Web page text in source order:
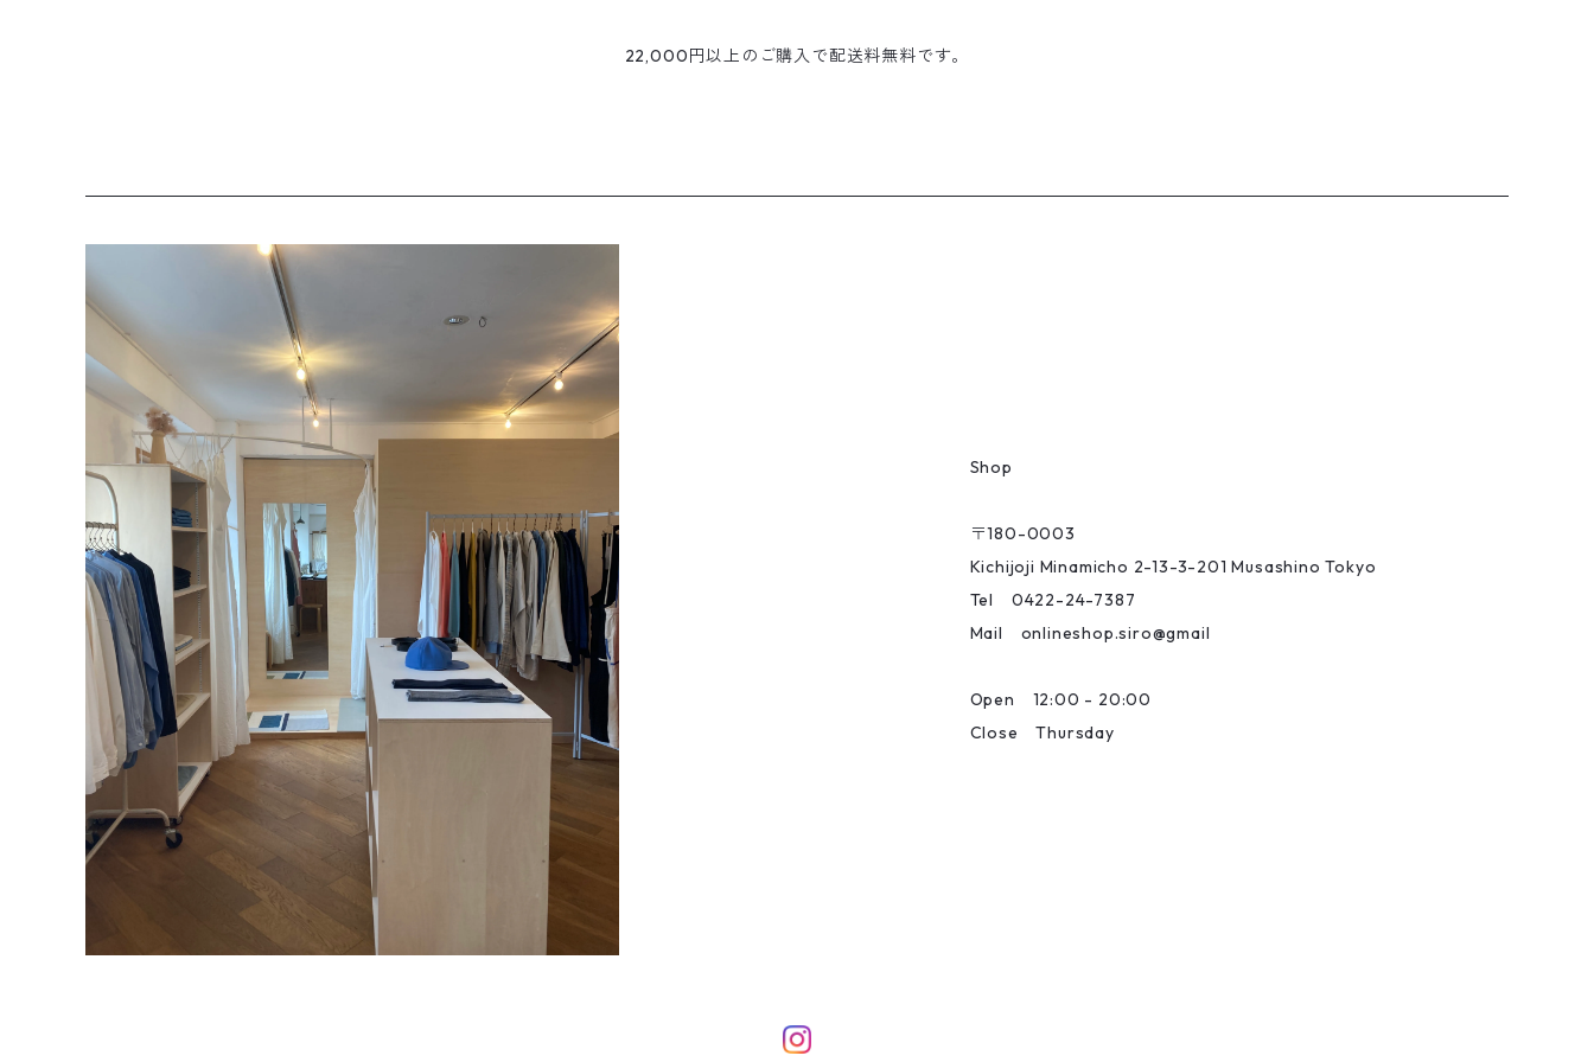
22,000円以上のご購入で配送料無料です。
Shop
〒180-0003
Kichijoji Minamicho 2-13-3-201 Musashino Tokyo
Tel 0422-24-7387
Mail onlineshop.siro@gmail
Open 12:00 - 20:00
Close Thursday